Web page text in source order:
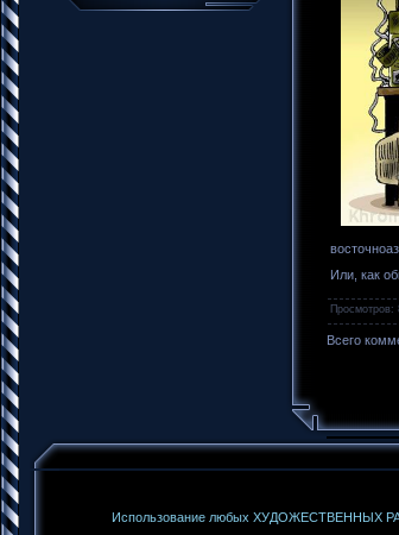
Или, как
Просмотров:
Всего
Использование любых ХУДОЖЕСТВЕННЫХ